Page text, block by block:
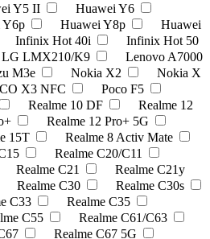
Y5 II
Huawei Y6
Y6p Huawei Y8p
Huawei
Infinix Hot 40i
Infinix Hot 50
LG LMX210/K9
Lenovo A7000
M3e Nokia X2
Nokia Х
X3 NFC
Poco F5
Realme 10 DF
Realme 12
Realme 12 Pro+ 5G
15T
Realme 8 Activ Mate
Realme C20/C11
Realme C21
Realme C21y
Realme C30
Realme C30s
C33
Realme C35
C55
Realme C61/C63
Realme C67 5G